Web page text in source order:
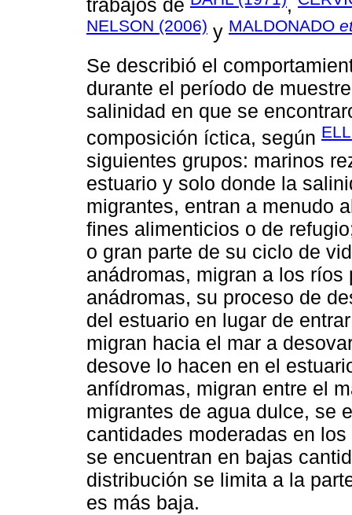
trabajos de
,
NELSON (2006) y MALDONADO
Se describió el
durante el período de
salinidad en que se
composición íctica, según
siguientes grupos: marinos
estuario y solo donde la
migrantes, entran a menudo
fines alimenticios o de
o gran parte de su ciclo de
anádromas, migran a los
anádromas, su proceso de
del estuario en lugar de
migran hacia el mar a
desove lo hacen en el
anfídromas, migran entre el
migrantes de agua dulce, se
cantidades moderadas en
se encuentran en bajas
distribución se limita a la
es más baja.